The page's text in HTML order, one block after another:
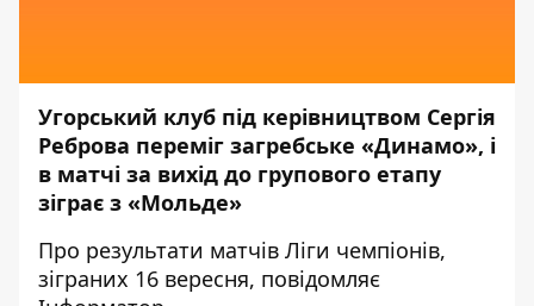
Угорський клуб під керівництвом Сергія
Реброва переміг загребське «Динамо», і
в матчі за вихід до групового етапу
зіграє з «Мольде»
Про результати матчів Ліги чемпіонів,
зіграних 16 вересня, повідомляє